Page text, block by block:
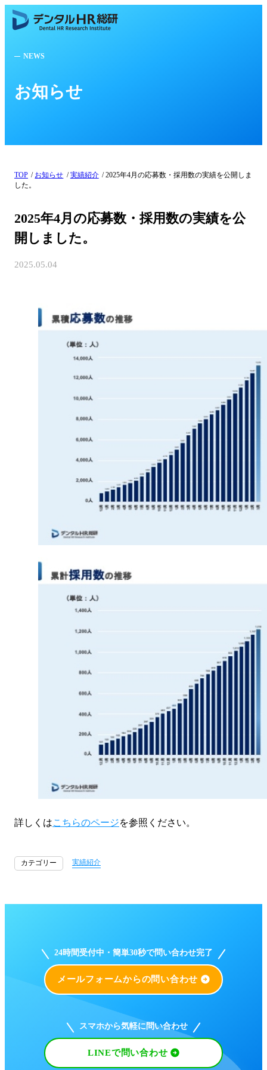
NEWS
お知らせ
TOP お知らせ 実績紹介
2025年4月の応募数・採用数の実績を公開しま
した。
2025年4月の応募数・採用数の実績を公
開しました。
2025.05.04
詳しくはこちらのページを参照ください。
カテゴリー 実績紹介
24時間受付中・簡単30秒で問い合わせ完了
メールフォームからの問い合わせ
スマホから気軽に問い合わせ
LINEで問い合わせ